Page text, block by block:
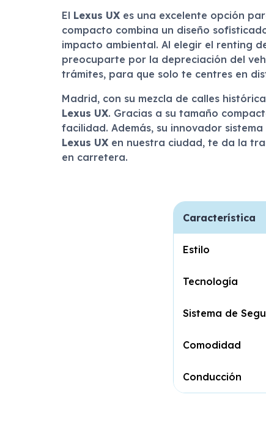
El Lexus UXes una excelente opción
compacto combina un diseño
impacto ambiental. Al elegir el renting
preocuparte por la depreciación del
trámites, para que solo te centres en
Madrid, con su mezcla de calles
Lexus UX. Gracias a su tamaño
facilidad. Además, su innovador
Lexus UXen nuestra ciudad, te da la
en carretera.
Característica
Estilo
Tecnología
Sistema de
Comodidad
Conducción